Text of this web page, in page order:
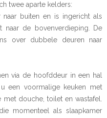
twee aparte kelders:
buiten en is ingericht als
naar de bovenverdieping. De
over dubbele deuren naar
via de hoofddeur in een hal
een voormalige keuken met
douche, toilet en wastafel.
momenteel als slaapkamer